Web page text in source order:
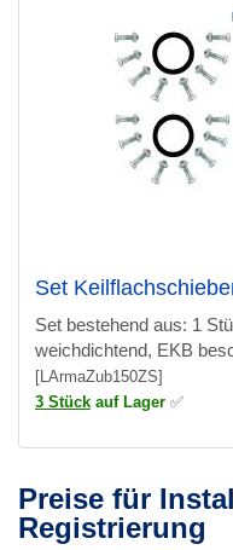
Set
Set bestehend aus: 1
weichdichtend, EKB
[LArmaZub150ZS]
3 Stück auf Lager ✅
Preise für
Registrierung